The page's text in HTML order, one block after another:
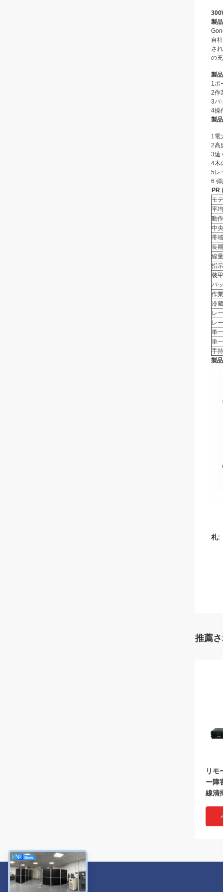
製
自
さ
の
製
1ポ
2作
3バ
4操
製
1電
2高
3遠
4木
5レ
6.
PR
モ
平
動
中
帯
長
線
指
装
バ
作
冷
レ
レ
単
単
手
製
札:
推薦
リモ
ー障
線清